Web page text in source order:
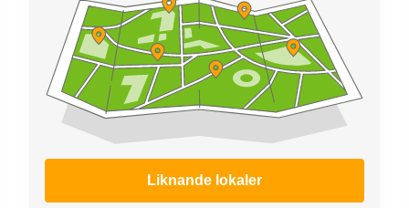
Liknande lokaler